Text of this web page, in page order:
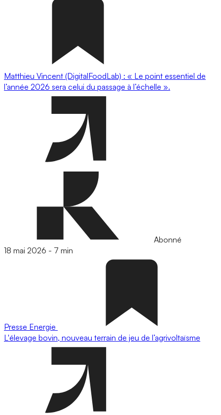
Matthieu Vincent (DigitalFoodLab) : « Le point essentiel de
l’année 2026 sera celui du passage à l’échelle ».
Abonné
18 mai 2026 - 7 min
Presse Energie
L'élevage bovin, nouveau terrain de jeu de l’agrivoltaïsme